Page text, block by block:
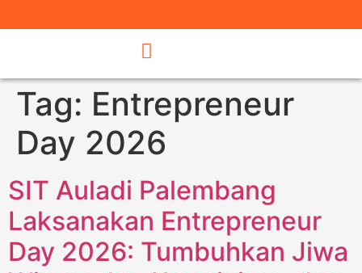
Tag: Entrepreneur
Day 2026
SIT Auladi Palembang
Laksanakan Entrepreneur
Day 2026: Tumbuhkan Jiwa